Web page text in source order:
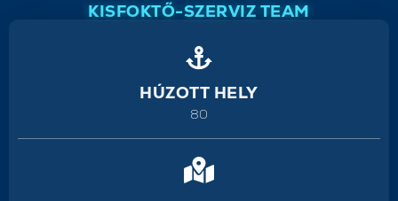
KISFOKTŐ-SZERVIZ TEAM
HÚZOTT HELY
80